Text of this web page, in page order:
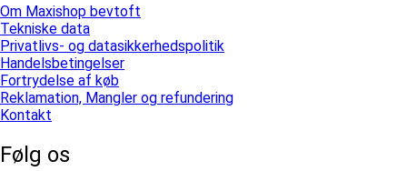
Om Maxishop bevtoft
Tekniske data
Privatlivs- og datasikkerhedspolitik
Handelsbetingelser
Fortrydelse af køb
Reklamation, Mangler og refundering
Kontakt
Følg os